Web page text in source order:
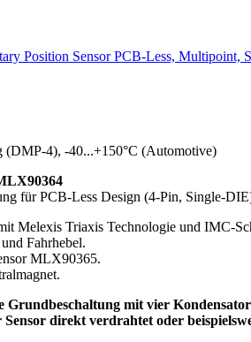
Position Sensor PCB-Less,
(DMP-4), -40...+150°C (Automotive)
für PCB-Less Design (4-Pin, Single-
Melexis Triaxis Technologie und IMC-
Fahrhebel.
MLX90365.
Grundbeschaltung mit vier
direkt verdrahtet oder